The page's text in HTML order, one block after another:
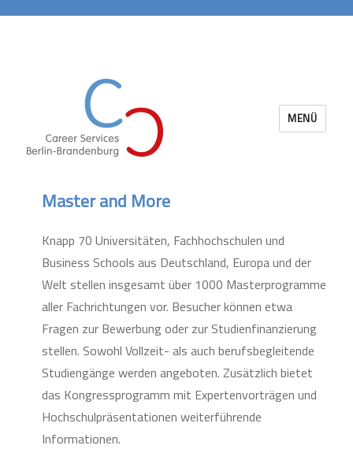
MENÜ
Master and More
Knapp 70 Universitäten, Fachhochschulen und
Business Schools aus Deutschland, Europa und der
Welt stellen insgesamt über 1000 Masterprogramme
aller Fachrichtungen vor. Besucher können etwa
Fragen zur Bewerbung oder zur Studienfinanzierung
stellen. Sowohl Vollzeit- als auch berufsbegleitende
Studiengänge werden angeboten. Zusätzlich bietet
das Kongressprogramm mit Expertenvorträgen und
Hochschulpräsentationen weiterführende
Informationen.